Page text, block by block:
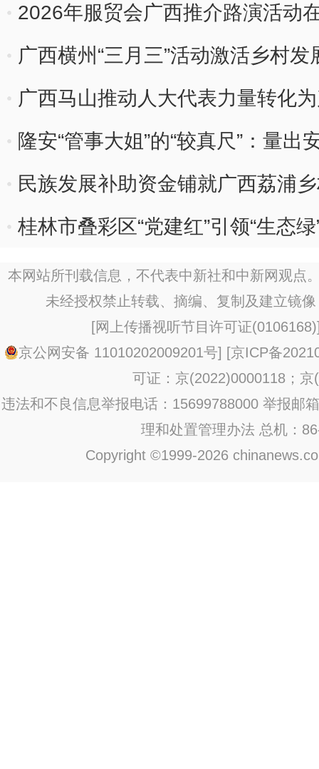
2026年服贸会广西推介路演活动
广西横州“三月三”活动激活乡村
广西马山推动人大代表力量转化
隆安“管事大姐”的“较真尺”：量出
民族发展补助资金铺就广西荔浦
桂林市叠彩区“党建红”引领“生态
本网站所刊载信息，不代表中新社和中新网观点
未经授权禁止转载、摘编、复制及建立镜
[网上传播视听节目许可证(0106168)
京公网安备 11010202009201号] [京ICP备
可证：京(2022)0000118；京
违法和不良信息举报电话：15699788000 举报邮
理和处置管理办法 总机：
Copyright ©1999-2026